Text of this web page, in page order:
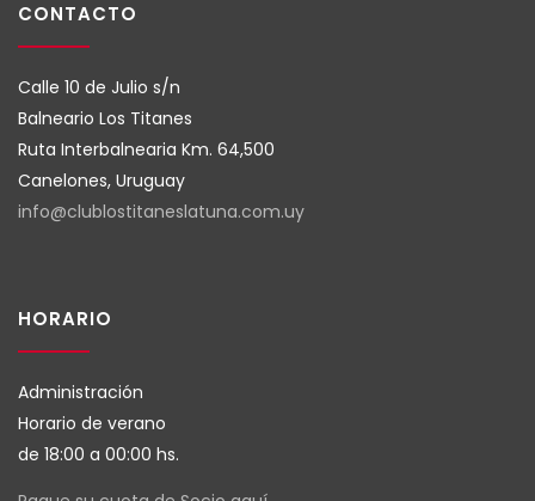
CONTACTO
Calle 10 de Julio s/n
Balneario Los Titanes
Ruta Interbalnearia Km. 64,500
Canelones, Uruguay
info@clublostitaneslatuna.com.uy
HORARIO
Administración
Horario de verano
de 18:00 a 00:00 hs.